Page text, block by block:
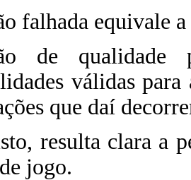
falhada equivale
de
válidas
que daí
resulta clara a
jogo.